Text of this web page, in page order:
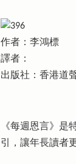
作者：李鴻標
譯者：
出版社：香港道
《每週恩言》是
引，讓年長讀者